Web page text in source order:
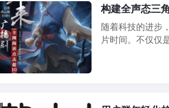
构建全声态三
随着科技的进步
片时间。不仅仅